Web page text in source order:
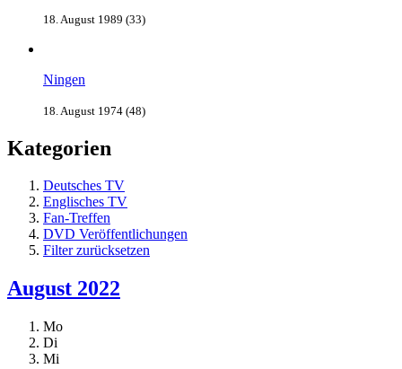
18. August 1989 (33)
Ningen
18. August 1974 (48)
Kategorien
Deutsches TV
Englisches TV
Fan-Treffen
DVD Veröffentlichungen
Filter zurücksetzen
August 2022
Mo
Di
Mi